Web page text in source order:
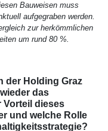
Bauweisen muss
aufgegraben werden.
zur herkömmlichen
um rund 80 %.
der Holding Graz
das
Vorteil dieses
und welche Rolle